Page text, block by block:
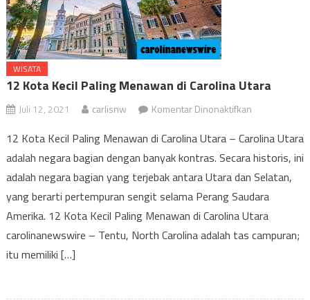
WISATA
12 Kota Kecil Paling Menawan di Carolina Utara
Juli 12, 2021 carlisnw Komentar Dinonaktifkanpada
Kota
Kecil
Paling
Menawan
di
12 Kota Kecil Paling Menawan di Carolina Utara – Carolina Utara
adalah negara bagian dengan banyak kontras. Secara historis, ini
adalah negara bagian yang terjebak antara Utara dan Selatan,
yang berarti pertempuran sengit selama Perang Saudara
Amerika. 12 Kota Kecil Paling Menawan di Carolina Utara
carolinanewswire – Tentu, North Carolina adalah tas campuran;
itu memiliki […]